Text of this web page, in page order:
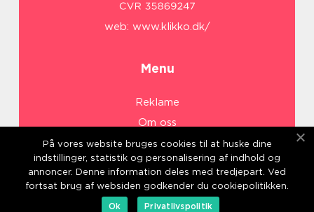
web: www.klikko.dk/
Menu
Reklame
Om oss
Cookies
Kontakt Oss
Sitemap
På vores website bruges cookies til at huske dine
indstillinger, statistik og personalisering af indhold og
annoncer. Denne information deles med tredjepart. Ved
fortsat brug af websiden godkender du cookiepolitikken.
Ok
Privatlivspolitik